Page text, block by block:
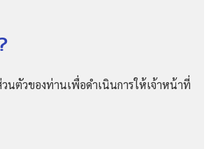
นตัวของท่านเพื่อดำเนินการให้เจ้าหน้าที่